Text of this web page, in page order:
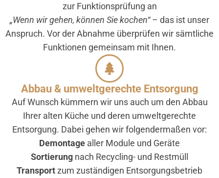
zur Funktionsprüfung an
„Wenn wir gehen, können Sie kochen“ – das ist unser
Anspruch. Vor der Abnahme überprüfen wir sämtliche
Funktionen gemeinsam mit Ihnen.
Abbau & umweltgerechte Entsorgung
Auf Wunsch kümmern wir uns auch um den Abbau
Ihrer alten Küche und deren umweltgerechte
Entsorgung. Dabei gehen wir folgendermaßen vor:
Demontage aller Module und Geräte
Sortierung nach Recycling- und Restmüll
Transportzum zuständigen Entsorgungsbetrieb